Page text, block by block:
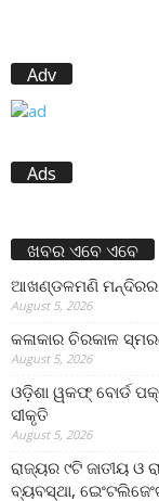
Adv
Ads
ଖବର ଏବେ ଏବେ
ଆଖଣ୍ଡଳମଣି ମନ୍ଦିରର
August 5, 2026
କଳାକାର ଚିରକାଳ
August 5, 2026
ଓଡ଼ିଶା ୱକଫ୍ ବୋର୍ଡ
ସୀକୃତି
August 5, 2026
ରାଜ୍ୟର ୯ଟି ଜାତୀୟ ଓ
ବ୍ୟବସ୍ଥା,